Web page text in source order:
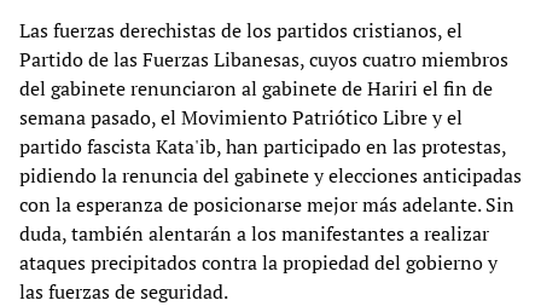
Las fuerzas derechistas de los partidos cristianos, el
Partido de las Fuerzas Libanesas, cuyos cuatro miembros
del gabinete renunciaron al gabinete de Hariri el fin de
semana pasado, el Movimiento Patriótico Libre y el
partido fascista Kata'ib, han participado en las protestas,
pidiendo la renuncia del gabinete y elecciones anticipadas
con la esperanza de posicionarse mejor más adelante. Sin
duda, también alentarán a los manifestantes a realizar
ataques precipitados contra la propiedad del gobierno y
las fuerzas de seguridad.